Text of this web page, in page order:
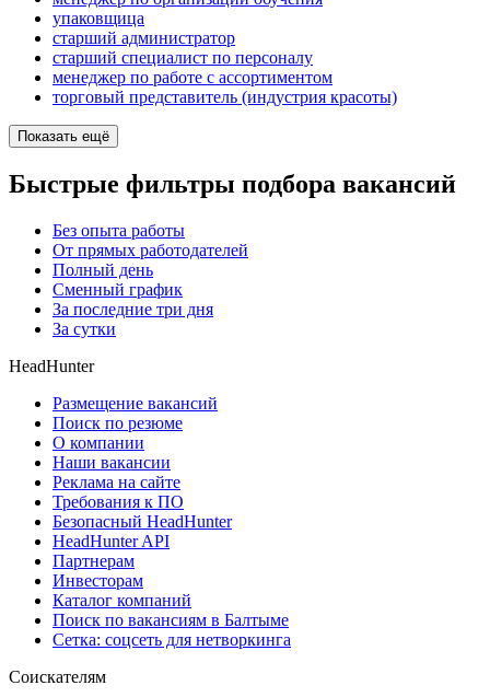
упаковщица
старший администратор
старший специалист по персоналу
менеджер по работе с ассортиментом
торговый представитель (индустрия красоты)
Показать ещё
Быстрые фильтры подбора вакансий
Без опыта работы
От прямых работодателей
Полный день
Сменный график
За последние три дня
За сутки
HeadHunter
Размещение вакансий
Поиск по резюме
О компании
Наши вакансии
Реклама на сайте
Требования к ПО
Безопасный HeadHunter
HeadHunter API
Партнерам
Инвесторам
Каталог компаний
Поиск по вакансиям в Балтыме
Сетка: соцсеть для нетворкинга
Соискателям